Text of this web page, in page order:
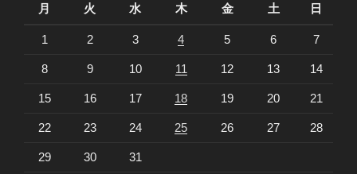
月
火 水 木 金 土 日
1 2 3 4 5 6 7
8 9 10 11 12 13 14
15 16 17 18 19 20 21
22 23 24 25 26 27 28
29 30 31